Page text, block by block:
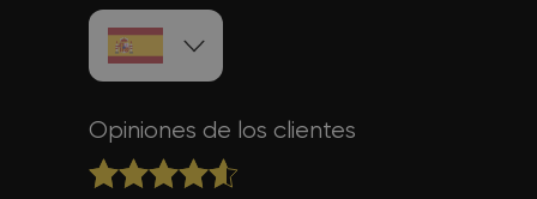
Opiniones de los clientes